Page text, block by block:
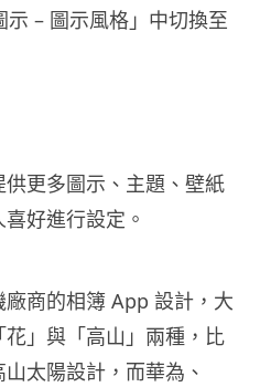
示 – 圖示風格」中切換至
更多圖示、主題、壁紙
好進行設定。
商的相簿 App 設計，大
」與「高山」兩種，比
太陽設計，而華為、